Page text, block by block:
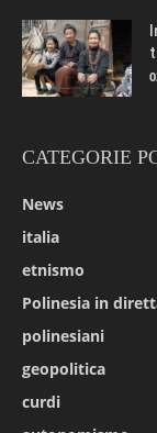
CATEGORIE
News
italia
etnismo
Polinesia in
polinesiani
geopolitica
curdi